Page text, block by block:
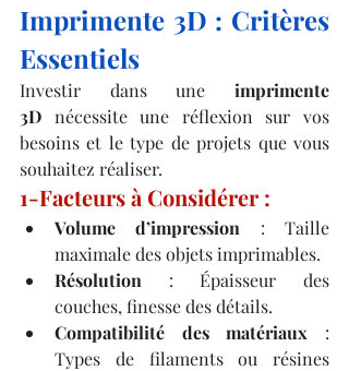
Imprimente 3D : Critères
Essentiels
Investir dans une imprimente
3D nécessite une réflexion sur vos
besoins et le type de projets que vous
souhaitez réaliser.
1-Facteurs à Considérer :
Volume d’impression : Taille
maximale des objets imprimables.
Résolution : Épaisseur des
couches, finesse des détails.
Compatibilité des matériaux :
Types de filaments ou résines